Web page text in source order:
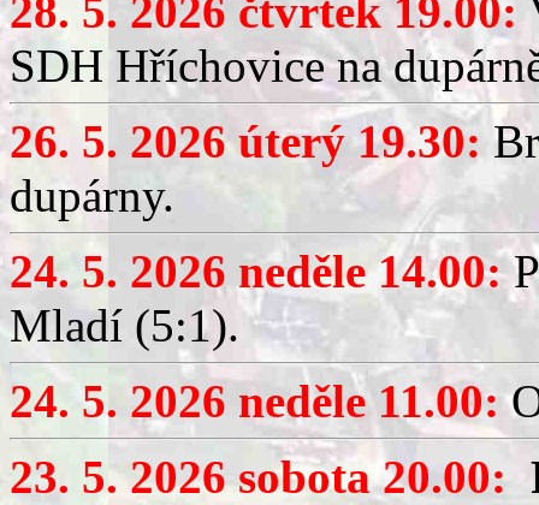
28. 5. 2026 čtvrtek 19.00:
SDH Hříchovice na
26. 5. 2026 úterý 19.30:
dupárny.
24. 5. 2026 neděle 14.00:
Mladí (5:1).
24. 5. 2026 neděle 11.00:
23. 5. 2026 sobota 20.00: